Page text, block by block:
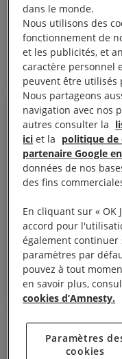
restreignant de
droits à la liberté
et d’association.
Si les
avoir
prendre
Josef Benedict,
Il ne s’agit pas
paix et l’ordre
dans le monde.
Nous utilisons des
fonctionnement de
et les publicités, et
caractère personnel
peuvent être utilisés
Nous partageons
navigation avec nos
autres consulter la
ici et la politique
partenaire Google
données de nos
des fins
En cliquant sur « OK
accord pour
également continuer
paramètres par
pouvez à tout
en savoir plus,
cookies d’Amnesty.
Paramètres
cookies